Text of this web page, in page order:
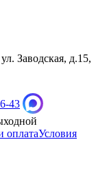
Заводская, д.15,
43
оплатаУсловия